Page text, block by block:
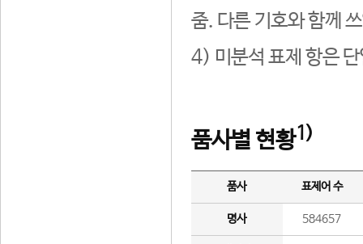
줌. 다른 기호와 함께
4) 미분석 표제 항은
품사별 현황1)
품사 표제어 수
명사 584657